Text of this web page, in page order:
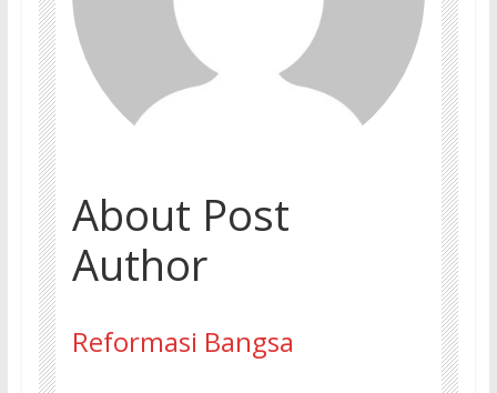
About Post
Author
Reformasi Bangsa